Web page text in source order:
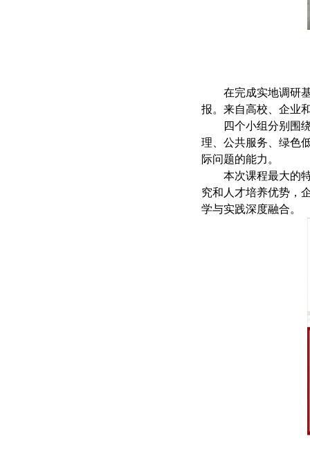
在完成实地调研
报。来自高校、企业
四个小组分别围
理、公共服务、绿色
际问题的能力。
本次课程最大的
究和人才培养优势，
学与实践深度融合。